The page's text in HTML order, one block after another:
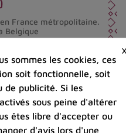
France métropolitaine.
Belgique
émission de gaz
sommes les cookies, ces
soit fonctionnelle, soit
de publicité. Si les
sous peine d'altérer
êtes libre d'accepter ou
d'avis lors d'une